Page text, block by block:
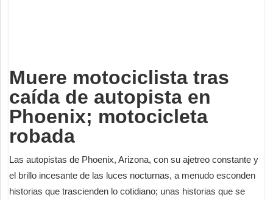
Muere motociclista tras
caída de autopista en
Phoenix; motocicleta
robada
Las autopistas de Phoenix, Arizona, con su ajetreo constante y
el brillo incesante de las luces nocturnas, a menudo esconden
historias que trascienden lo cotidiano; unas historias que se